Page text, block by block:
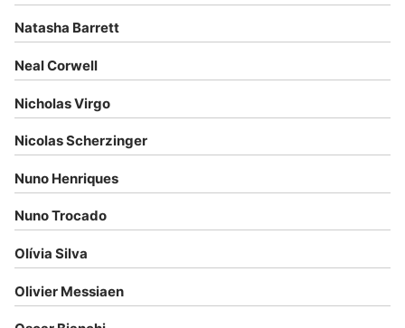
Natasha Barrett
Neal Corwell
Nicholas Virgo
Nicolas Scherzinger
Nuno Henriques
Nuno Trocado
Olívia Silva
Olivier Messiaen